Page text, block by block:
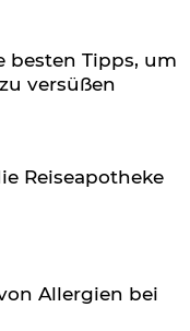
besten Tipps, um
versüßen
Reiseapotheke
Allergien bei